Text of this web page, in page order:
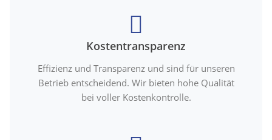
Kostentransparenz
Effizienz und Transparenz und sind für unseren
Betrieb entscheidend. Wir bieten hohe Qualität
bei voller Kostenkontrolle.